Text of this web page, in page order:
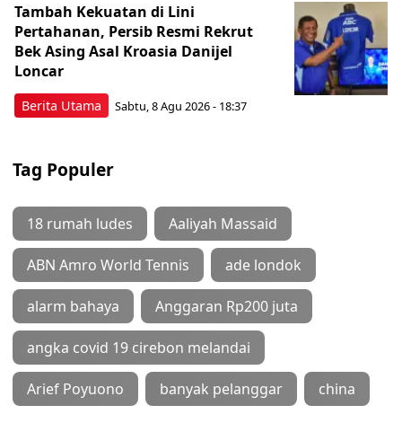
Berita Utama
Tambah Kekuatan di Lini
Pertahanan, Persib Resmi Rekrut
Bek Asing Asal Kroasia Danijel
Loncar
Sabtu, 8 Agu 2026 - 18:37
Tag Populer
18 rumah ludes Aaliyah Massaid
ABN Amro World Tennis ade londok
alarm bahaya Anggaran Rp200 juta
angka covid 19 cirebon melandai
Arief Poyuono banyak pelanggar china